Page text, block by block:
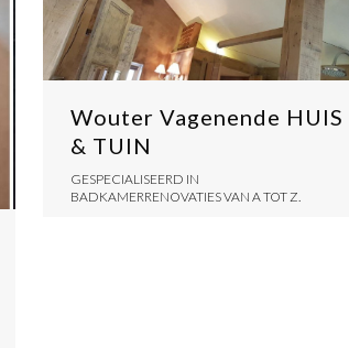
Wouter Vagenende HUIS
& TUIN
GESPECIALISEERD IN
BADKAMERRENOVATIES VAN A TOT Z.